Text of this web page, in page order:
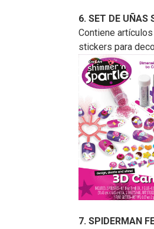
6. SET DE UÑAS
Contiene
stickers para
7. SPIDERMAN